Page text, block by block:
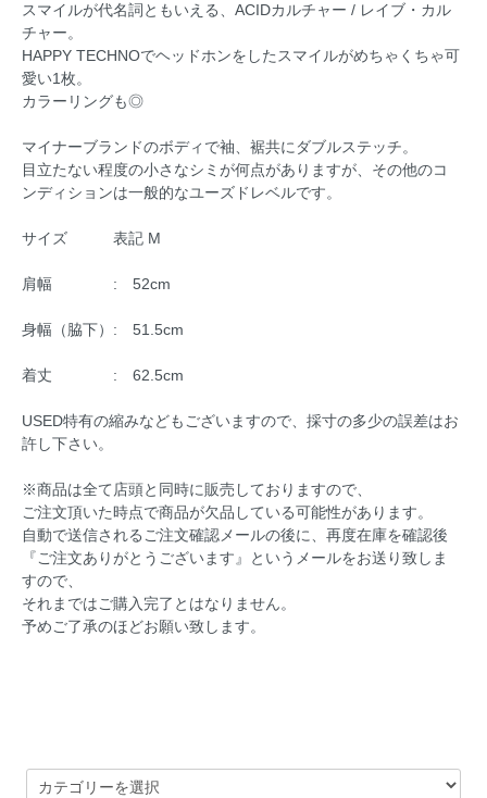
スマイルが代名詞ともいえる、ACIDカルチャー / レイブ・カル
チャー。
HAPPY TECHNOでヘッドホンをしたスマイルがめちゃくちゃ可
愛い1枚。
カラーリングも◎
マイナーブランドのボディで袖、裾共にダブルステッチ。
目立たない程度の小さなシミが何点がありますが、その他のコ
ンディションは一般的なユーズドレベルです。
サイズ 表記 M
肩幅 : 52cm
身幅（脇下）: 51.5cm
着丈 : 62.5cm
USED特有の縮みなどもございますので、採寸の多少の誤差はお
許し下さい。
※商品は全て店頭と同時に販売しておりますので、
ご注文頂いた時点で商品が欠品している可能性があります。
自動で送信されるご注文確認メールの後に、再度在庫を確認後
『ご注文ありがとうございます』というメールをお送り致しま
すので、
それまではご購入完了とはなりません。
予めご了承のほどお願い致します。